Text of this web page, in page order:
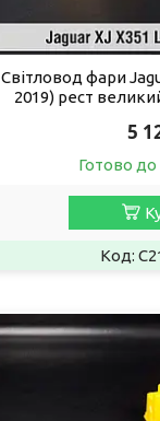
Світловод фари
2019) рест
5
Готово